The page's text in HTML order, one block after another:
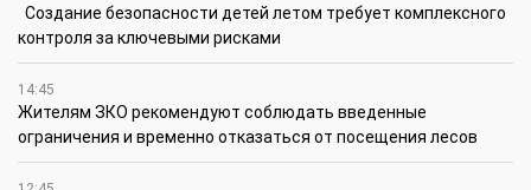
Создание безопасности детей летом требует комплексного
контроля за ключевыми рисками
14:45
Жителям ЗКО рекомендуют соблюдать введенные
ограничения и временно отказаться от посещения лесов